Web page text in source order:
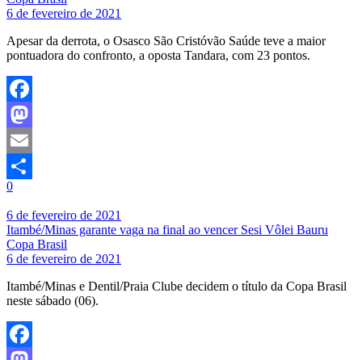
6 de fevereiro de 2021
Apesar da derrota, o Osasco São Cristóvão Saúde teve a maior
pontuadora do confronto, a oposta Tandara, com 23 pontos.
Facebook
Mastodon
Email
Share
0
6 de fevereiro de 2021
Itambé/Minas garante vaga na final ao vencer Sesi Vôlei Bauru
Copa Brasil
6 de fevereiro de 2021
Itambé/Minas e Dentil/Praia Clube decidem o título da Copa Brasil
neste sábado (06).